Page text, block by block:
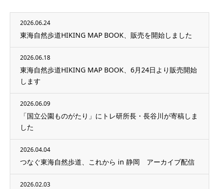
2026.06.24
東海自然歩道HIKING MAP BOOK、販売を開始しました
2026.06.18
東海自然歩道HIKING MAP BOOK、6月24日より販売開始
します
2026.06.09
「国立公園ものがたり」にトレ研所長・長谷川が寄稿しま
した
2026.04.04
つなぐ東海自然歩道、これから in 静岡 アーカイブ配信
2026.02.03